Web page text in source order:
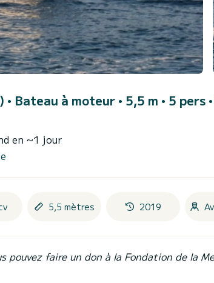
• Bateau à moteur • 5,5 m • 5 pers •
en ~1 jour
5,5 mètres 2019
pouvez faire un don à la Fondation de la